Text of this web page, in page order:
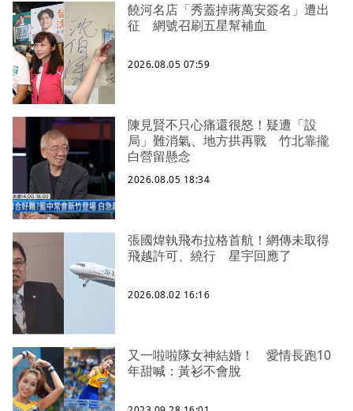
饒河名店「秀蓋掉蔣萬安簽名」遭出
征 網號召刷五星幫補血
2026.08.05 07:59
陳見賢不只心痛還很怒！疑遭「設
局」難消氣、地方拱再戰 竹北靠攏
白營留懸念
2026.08.05 18:34
張國煒執飛布拉格首航！網傳未取得
飛越許可、繞行 星宇回應了
2026.08.02 16:16
又一啦啦隊女神結婚！ 愛情長跑10
年甜喊：黃衫不會脫